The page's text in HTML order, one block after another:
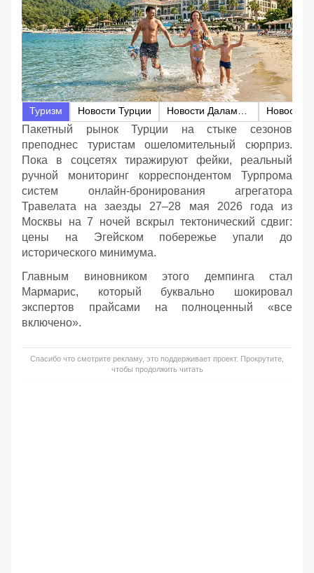
Туризм Новости Турции
Пакетный рынок Турции на стыке сезонов
преподнес туристам ошеломительный сюрприз.
Пока в соцсетях тиражируют фейки, реальный
ручной мониторинг корреспондентом Турпрома
систем онлайн-бронирования агрегатора
Травелата на заезды 27–28 мая 2026 года из
Москвы на 7 ночей вскрыл тектонический сдвиг:
цены на Эгейском побережье упали до
исторического минимума.
Главным виновником этого демпинга стал
Мармарис, который буквально шокировал
экспертов прайсами на полноценный «все
включено».
Спасибо что смотрите рекламу, это поддерживает проект. Прокрутите,
чтобы продолжить читать